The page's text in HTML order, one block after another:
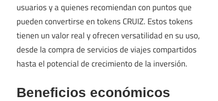
usuarios y a quienes recomiendan con puntos que
pueden convertirse en tokens CRUIZ. Estos tokens
tienen un valor real y ofrecen versatilidad en su uso,
desde la compra de servicios de viajes compartidos
hasta el potencial de crecimiento de la inversión.
Beneficios económicos